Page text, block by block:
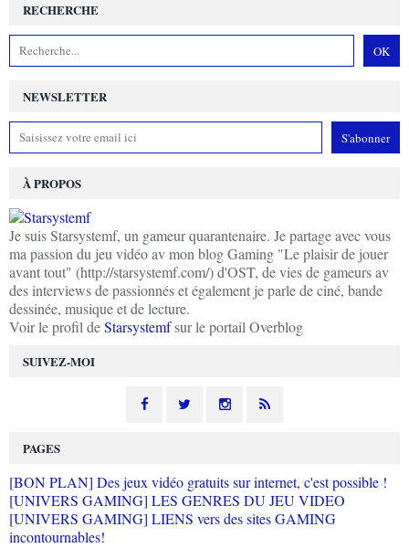
NEWSLETTER
SUIVEZ-MOI
RECHERCHE
À PROPOS
Je suis Starsystemf, un gameur quarantenaire. Je partage avec vous
ma passion du jeu vidéo av mon blog Gaming "Le plaisir de jouer
avant tout" (http://starsystemf.com/) d'OST, de vies de gameurs av
des interviews de passionnés et également je parle de ciné, bande
dessinée, musique et de lecture.
Voir le profil deStarsystemfsur le portail Overblog
PAGES
[BON PLAN] Des jeux vidéo gratuits sur internet, c'est possible !
[UNIVERS GAMING] LES GENRES DU JEU VIDEO
[UNIVERS GAMING] LIENS vers des sites GAMING
incontournables!